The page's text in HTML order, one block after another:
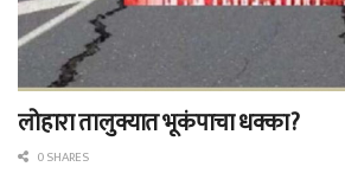
लोहारा तालुक्यात भूकंपाचा धक्का?
0 SHARES